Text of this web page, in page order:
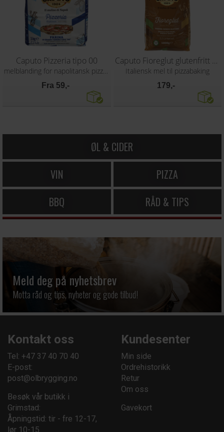
Caputo Pizzeria tipo 00
Fra 59,-
Caputo Fioreglut glutenfritt mel 1 kg
Italiensk mel til pizzabaking
179,-
ØL & CIDER
VIN
PIZZA
BBQ
RÅD & TIPS
Meld deg på nyhetsbrev
Motta råd og tips, nyheter og gode tilbud!
Kontakt oss
Tel: +47 37 40 70 40
E-post:
post@olbrygging.no
Besøk vår butikk i
Grimstad:
Åpningstid: tir - fre 12-17,
lør 10-15
Kundesenter
Min side
Ordrehistorikk
Retur
Om oss
Gavekort